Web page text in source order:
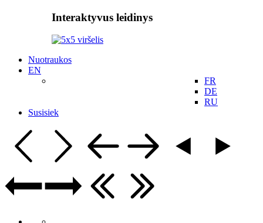
Interaktyvus leidinys
Nuotraukos
EN
FR
DE
RU
Susisiek